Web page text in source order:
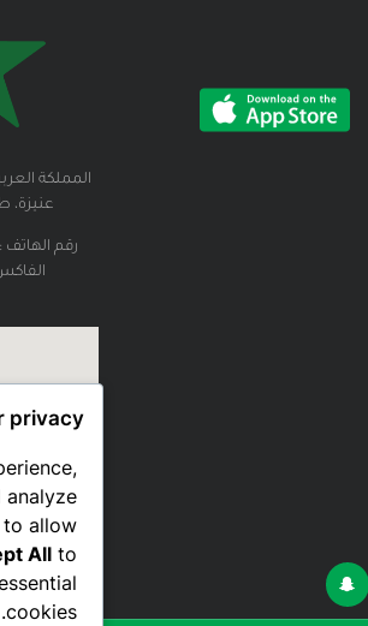
المملكة
عنيزة،
الفاكس :
privacy
analyze
to allow
All to
cookies.